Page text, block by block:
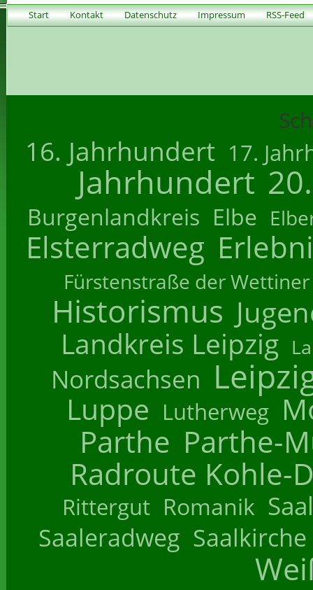
Start Kontakt Datenschutz Impressum RSS-Feed
16. Jahrhundert 17.
Jahrhundert
Burgenlandkreis Elbe
Elsterradweg
Fürstenstraße der Wettiner
Historismus
Landkreis Leipzig
Nordsachsen
Luppe Lutherweg
Parthe Parthe-
Radroute Kohle-
Rittergut Romanik
Saaleradweg Saalkirche